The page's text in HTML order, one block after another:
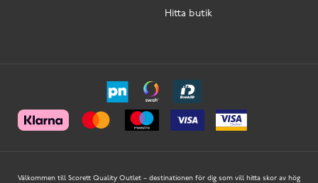
Hitta butik
Välkommen till Scorett Quality Outlet – destinationen för dig som vill hitta skor av hög